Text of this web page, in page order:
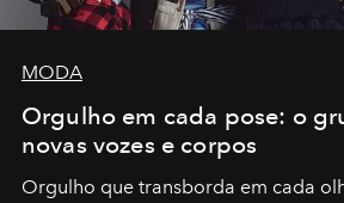
MODA
Orgulho em cada pose: o
novas vozes e corpos
Orgulho que transborda em cada